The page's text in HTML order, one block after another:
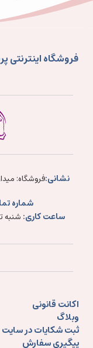
فروشگاه
نشانی:فروشگاه:
شماره
ساعت کاری:
اکانت قانونی
وبلاگ
ثبت شکایات در سایت
پیگیری سفارش